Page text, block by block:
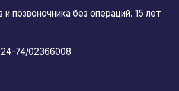
позвоночника без операций. 15 лет
74/02366008